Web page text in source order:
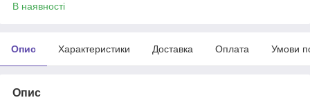
В наявності
Опис Характеристики Доставка Оплата Умови
Опис